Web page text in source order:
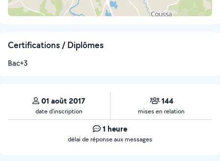
Certifications / Diplômes
Bac+3
01 août 2017
date d’inscription
144
mises en relation
1 heure
délai de réponse aux messages